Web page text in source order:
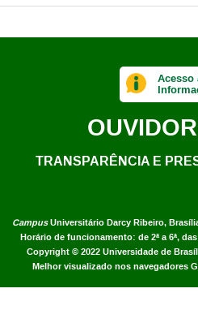
CampusUniversitário Darcy Ribeiro,
Horário de funcionamento: de 2ª a 6ª,
Copyright © 2022 Universidade de
Melhor visualizado nos navegadores
Acesso
TRANSPARÊNCIA E